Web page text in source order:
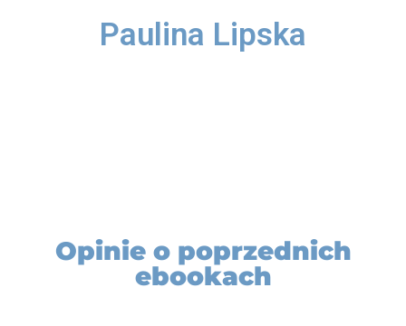
Paulina Lipska
Opinie o poprzednich
ebookach